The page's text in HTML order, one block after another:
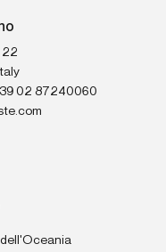
22
Italy
02 87240060